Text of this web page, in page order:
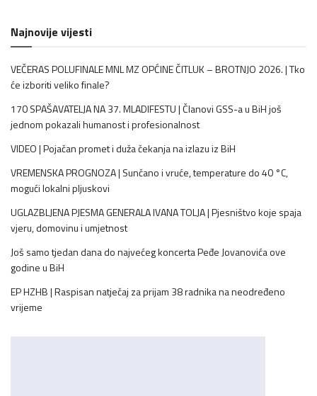
Najnovije vijesti
VEČERAS POLUFINALE MNL MZ OPĆINE ČITLUK – BROTNJO 2026. | Tko
će izboriti veliko finale?
170 SPAŠAVATELJA NA 37. MLADIFESTU | Članovi GSS-a u BiH još
jednom pokazali humanost i profesionalnost
VIDEO | Pojačan promet i duža čekanja na izlazu iz BiH
VREMENSKA PROGNOZA | Sunčano i vruće, temperature do 40 °C,
mogući lokalni pljuskovi
UGLAZBLJENA PJESMA GENERALA IVANA TOLJA | Pjesništvo koje spaja
vjeru, domovinu i umjetnost
Još samo tjedan dana do najvećeg koncerta Peđe Jovanovića ove
godine u BiH
EP HZHB | Raspisan natječaj za prijam 38 radnika na neodređeno
vrijeme